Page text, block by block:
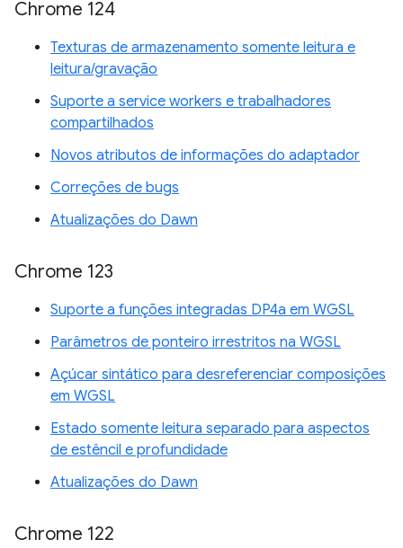
Chrome 124
Texturas de armazenamento somente leitura e
leitura/gravação
Suporte a service workers e trabalhadores
compartilhados
Novos atributos de informações do adaptador
Correções de bugs
Atualizações do Dawn
Chrome 123
Suporte a funções integradas DP4a em WGSL
Parâmetros de ponteiro irrestritos na WGSL
Açúcar sintático para desreferenciar composições
em WGSL
Estado somente leitura separado para aspectos
de estêncil e profundidade
Atualizações do Dawn
Chrome 122